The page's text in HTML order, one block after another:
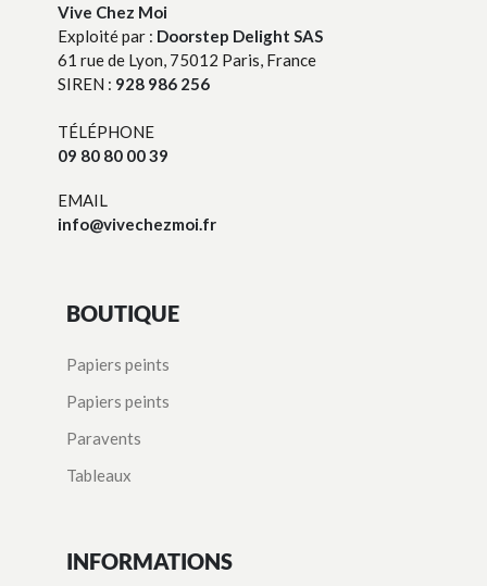
Vive Chez Moi
Exploité par : Doorstep Delight SAS
61 rue de Lyon, 75012 Paris, France
SIREN : 928 986 256
TÉLÉPHONE
09 80 80 00 39
EMAIL
info@vivechezmoi.fr
BOUTIQUE
Papiers peints
Papiers peints
Paravents
Tableaux
INFORMATIONS